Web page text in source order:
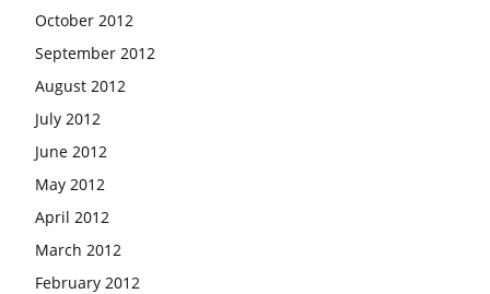
October 2012
September 2012
August 2012
July 2012
June 2012
May 2012
April 2012
March 2012
February 2012